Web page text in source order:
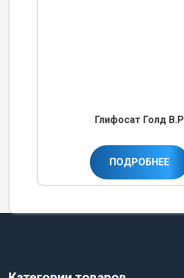
Глифосат Голд В.Р
ПОДРОБНЕЕ